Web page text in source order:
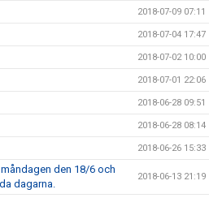
2018-07-09 07:11
2018-07-04 17:47
2018-07-02 10:00
2018-07-01 22:06
2018-06-28 09:51
2018-06-28 08:14
2018-06-26 15:33
den 18/6 och
dagarna.
2018-06-13 21:19